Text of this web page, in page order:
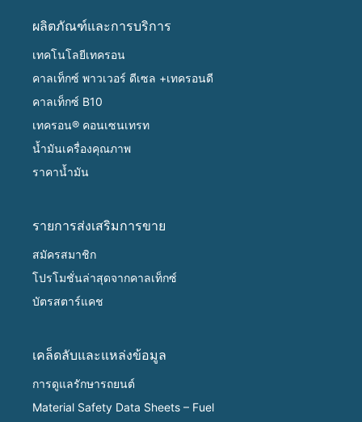
ผลิตภัณฑ์และการบริการ
เทคโนโลยีเทครอน
คาลเท็กซ์ พาวเวอร์ ดีเซล +เทครอนดี
คาลเท็กซ์ B10
เทครอน® คอนเซนเทรท
น้ำมันเครื่องคุณภาพ
ราคาน้ำมัน
รายการส่งเสริมการขาย
สมัครสมาชิก
โปรโมชั่นล่าสุดจากคาลเท็กซ์
บัตรสตาร์แคช
เคล็ดลับและแหล่งข้อมูล
การดูแลรักษารถยนต์
Material Safety Data Sheets – Fuel